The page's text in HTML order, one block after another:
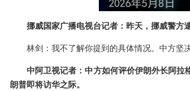
挪威国家广播电视台记者：昨天，挪威警方
林剑：我不了解你提到的具体情况。中方坚
中阿卫视记者：中方如何评价伊朗外长阿拉
朗普即将访华之际。